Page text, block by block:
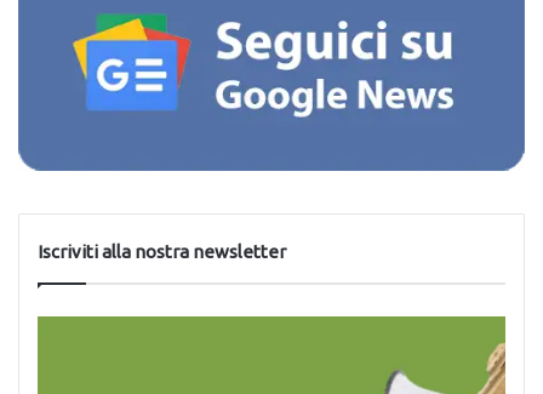
Iscriviti alla nostra newsletter